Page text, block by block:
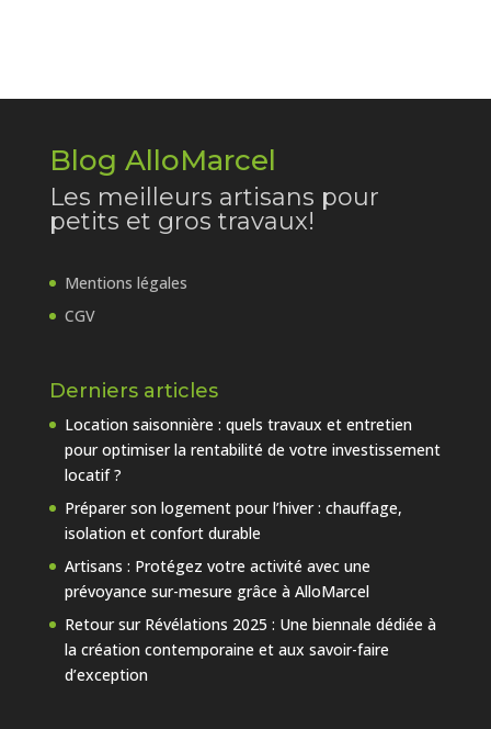
Blog AlloMarcel
Les meilleurs artisans pour
petits et gros travaux!
Mentions légales
CGV
Derniers articles
Location saisonnière : quels travaux et entretien
pour optimiser la rentabilité de votre investissement
locatif ?
Préparer son logement pour l’hiver : chauffage,
isolation et confort durable
Artisans : Protégez votre activité avec une
prévoyance sur-mesure grâce à AlloMarcel
Retour sur Révélations 2025 : Une biennale dédiée à
la création contemporaine et aux savoir-faire
d’exception